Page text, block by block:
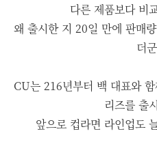
다른 제품보다 비
왜 출시한 지 20일 만에 판매
더
CU는 216년부터 백 대표와
리즈를 출
앞으로 컵라면 라인업도